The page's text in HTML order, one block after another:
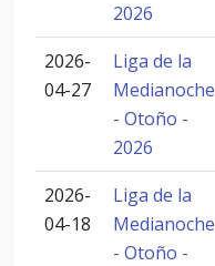
2026
2026-
04-27
Liga de la
Medianoche
- Otoño -
2026
2026-
04-18
Liga de la
Medianoche
- Otoño -